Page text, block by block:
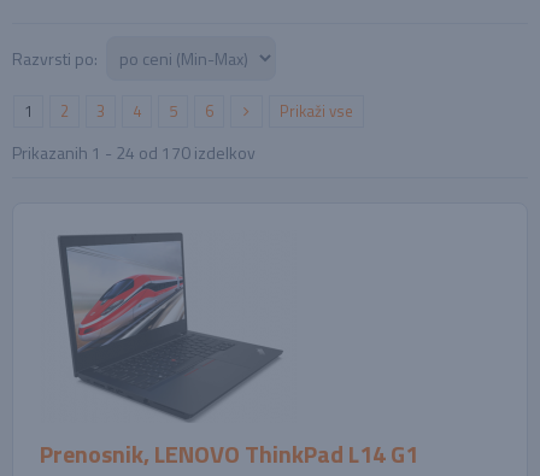
Razvrsti po:
1 2 3 4 5 6 Prikaži vse
Prikazanih 1 - 24 od 170izdelkov
Prenosnik, LENOVO ThinkPad L14 G1